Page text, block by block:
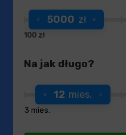
5000 zł
100 zł
Na jak długo?
12 mies.
3 mies.